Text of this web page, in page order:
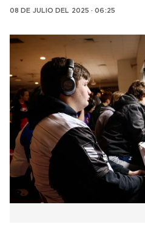
08 DE JULIO DEL 2025 · 06:25